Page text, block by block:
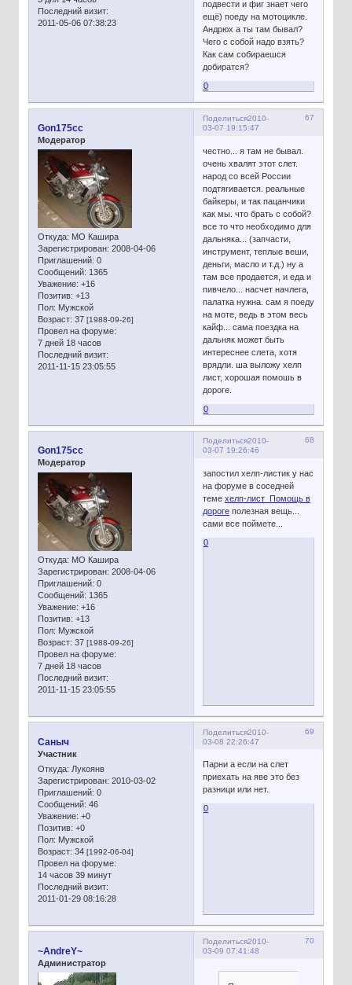
Последний визит:
2011-05-06 07:38:23
подвести и фиг знает чего
ещё) поеду на мотоцикле.
Андрюх а ты там бывал?
Чего с собой надо взять?
Как сам собираешся
добиратся?
0
Поделиться 67
2010-
03-07 19:15:47
Gon175cc
Модератор
Откуда: МО Кашира
Зарегистрирован: 2008-04-06
Приглашений: 0
Сообщений: 1365
Уважение: +16
Позитив: +13
Пол: Мужской
Возраст: 37 [1988-09-26]
Провел на форуме:
7 дней 18 часов
Последний визит:
2011-11-15 23:05:55
честно... я там не бывал.
очень хвалят этот слет.
народ со всей России
подтягивается. реальные
байкеры, и так пацанчики
как мы. что брать с собой?
все то что необходимо для
дальняка... (запчасти,
инструмент, теплые веши,
деньги, масло и т.д.) ну а
там все продается, и еда и
пивчело... насчет начлега,
палатка нужна. сам я поеду
на моте, ведь в этом весь
кайф... сама поездка на
дальняк может быть
интереснее слета, хотя
врядли. ша выложу хелп
лист, хорошая помошь в
дороге.
0
Поделиться 68
2010-
03-07 19:26:46
Gon175cc
Модератор
Откуда: МО Кашира
Зарегистрирован: 2008-04-06
Приглашений: 0
Сообщений: 1365
Уважение: +16
Позитив: +13
Пол: Мужской
Возраст: 37 [1988-09-26]
Провел на форуме:
7 дней 18 часов
Последний визит:
2011-11-15 23:05:55
запостил хелп-листик у нас
на форуме в соседней
теме хелп-лист Помощь в
дорогеполезная вещь...
сами все поймете...
0
Поделиться 69
2010-
03-08 22:26:47
Сaныч
Участник
Откуда: Лукоянв
Зарегистрирован: 2010-03-02
Приглашений: 0
Сообщений: 46
Уважение: +0
Позитив: +0
Пол: Мужской
Возраст: 34 [1992-06-04]
Провел на форуме:
14 часов 39 минут
Последний визит:
2011-01-29 08:16:28
Парни а если на слет
приехать на яве это без
разници или нет.
0
Поделиться 70
2010-
03-09 07:41:48
~AndreY~
Администратор